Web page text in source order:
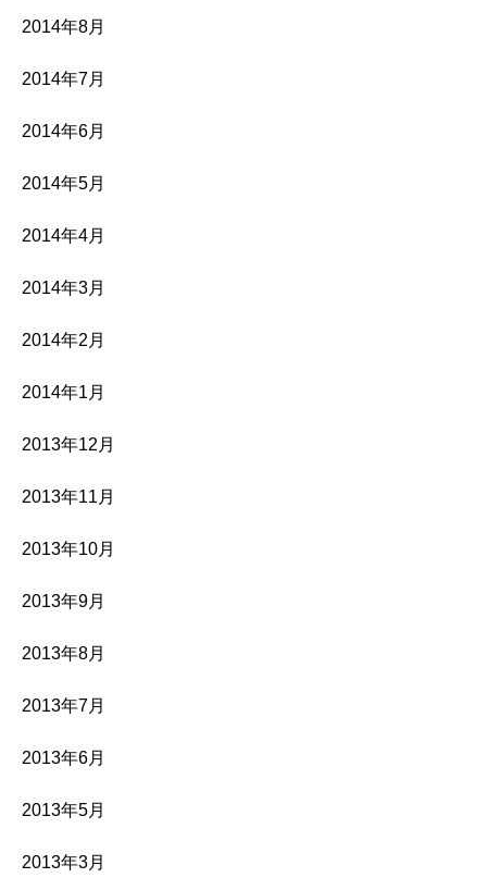
2014年8月
2014年7月
2014年6月
2014年5月
2014年4月
2014年3月
2014年2月
2014年1月
2013年12月
2013年11月
2013年10月
2013年9月
2013年8月
2013年7月
2013年6月
2013年5月
2013年3月